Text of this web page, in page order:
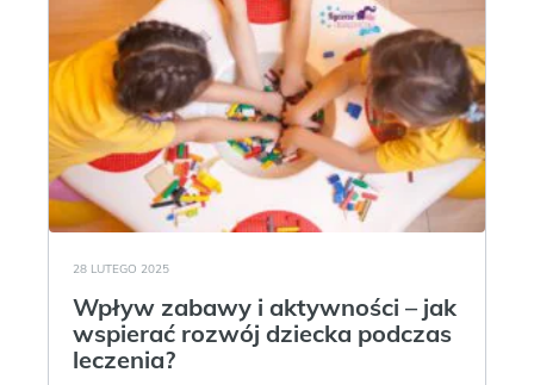
28 LUTEGO 2025
Wpływ zabawy i aktywności – jak
wspierać rozwój dziecka podczas
leczenia?